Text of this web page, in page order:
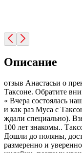
Описание
отзыв Анастасьи о
Таксоне. Обратите
« Вчера состоялась
и как раз Муса с
ждали специально).
100 лет знакомы..
Дошли до поляны,
размеренно и